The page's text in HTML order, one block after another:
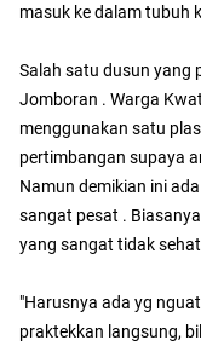
masuk ke dalam tubuh
Salah satu dusun yang
Jomboran . Warga
menggunakan satu
pertimbangan supaya
Namun demikian ini
sangat pesat .
yang sangat tidak
"Harusnya ada yg
praktekkan langsung,